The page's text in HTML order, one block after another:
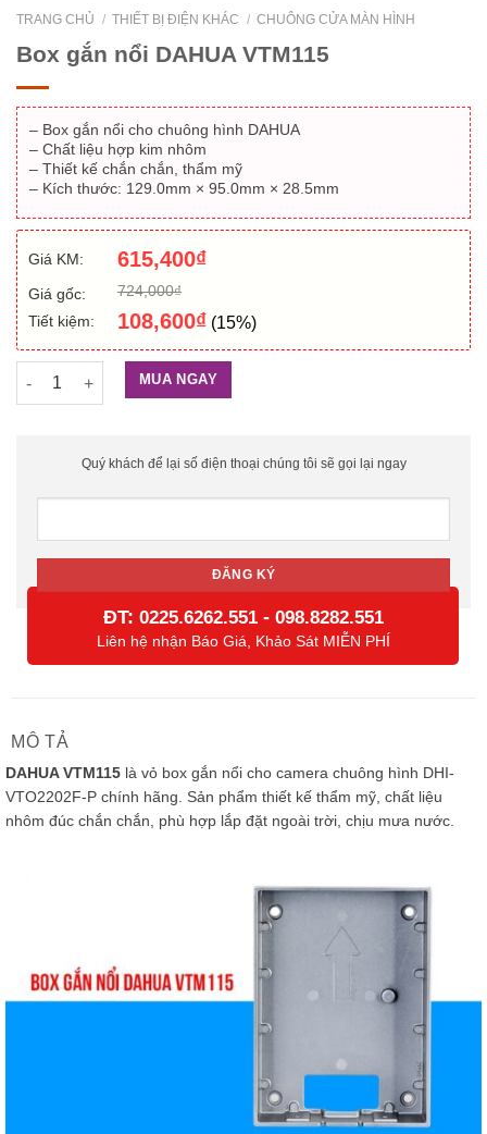
TRANG CHỦ / THIẾT BỊ ĐIỆN KHÁC / CHUÔNG CỬA MÀN HÌNH
Box gắn nổi DAHUA VTM115
– Box gắn nổi cho chuông hình DAHUA
– Chất liệu hợp kim nhôm
– Thiết kế chắn chắn, thẩm mỹ
– Kích thước: 129.0mm × 95.0mm × 28.5mm
Giá KM: 615,400₫
Giá gốc: 724,000₫
Tiết kiệm:
108,600₫ (15%)
Box gắn nổi DAHUA VTM115 số lượng
MUA NGAY
Quý khách để lại số điện thoại chúng tôi sẽ gọi lại ngay
ĐT: 0225.6262.551 - 098.8282.551
Liên hệ nhận Báo Giá, Khảo Sát MIỄN PHÍ
MÔ TẢ
DAHUA VTM115 là vỏ box gắn nổi cho camera chuông hình DHI-
VTO2202F-P chính hãng. Sản phẩm thiết kế thẩm mỹ, chất liệu
nhôm đúc chắn chắn, phù hợp lắp đặt ngoài trời, chịu mưa nước.